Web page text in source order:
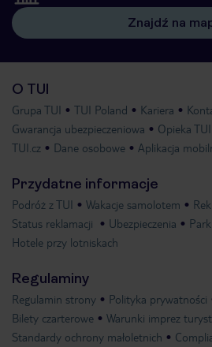
Znajdź na
O TUI
Grupa TUI TUI Poland Kariera
Gwarancja ubezpieczeniowa
Opieka
TUI.cz
Dane osobowe Aplikacja
Przydatne informacje
Podróż z TUI Wakacje samolotem
Status reklamacji
Ubezpieczenia
Hotele przy lotniskach
Regulaminy
Regulamin strony Polityka prywatności
Bilety czarterowe
Warunki imprez
Standardy ochrony małoletnich